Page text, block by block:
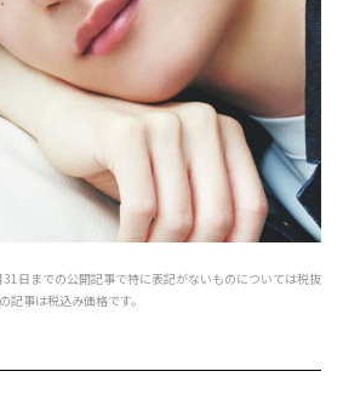
日までの公開記事で特に表記がないものについては税抜
事は税込み価格です。